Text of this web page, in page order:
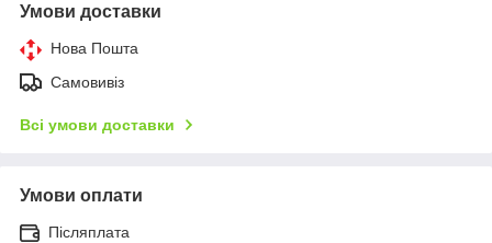
Умови доставки
Нова Пошта
Самовивіз
Всі умови доставки
Умови оплати
Післяплата